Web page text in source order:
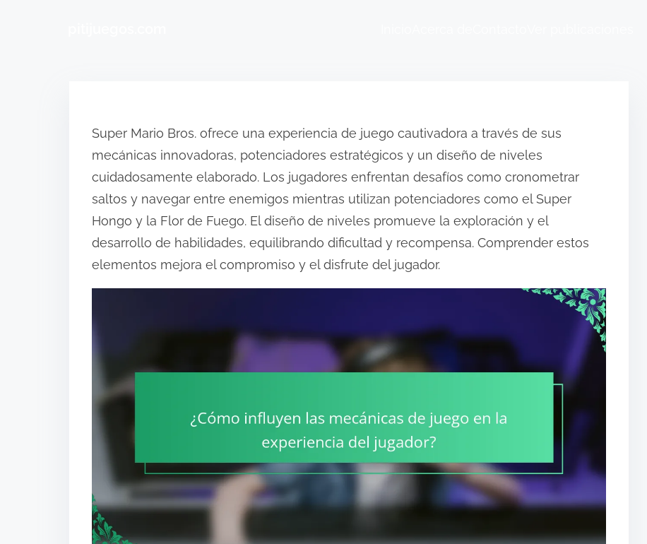
Super Mario Bros. ofrece una experiencia de juego cautivadora a través de sus
mecánicas innovadoras, potenciadores estratégicos y un diseño de niveles
cuidadosamente elaborado. Los jugadores enfrentan desafíos como cronometrar
saltos y navegar entre enemigos mientras utilizan potenciadores como el Super
Hongo y la Flor de Fuego. El diseño de niveles promueve la exploración y el
desarrollo de habilidades, equilibrando dificultad y recompensa. Comprender estos
elementos mejora el compromiso y el disfrute del jugador.